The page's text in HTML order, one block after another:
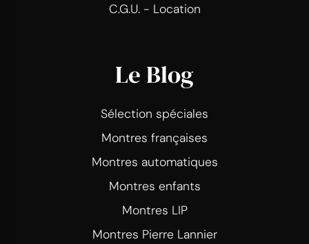
C.G.U. - Location
Le Blog
Sélection spéciales
Montres françaises
Montres automatiques
Montres enfants
Montres LIP
Montres Pierre Lannier